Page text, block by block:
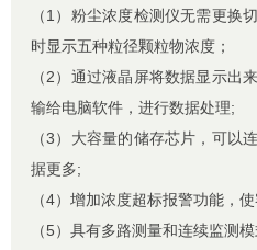
（1）粉尘浓度检测仪无需更换
时显示五种粒径颗粒物浓度；
（2）通过液晶屏将数据显示出
输给电脑软件，进行数据处理;
（3）大容量的储存芯片，可以
据更多;
（4）增加浓度超标报警功能，
（5）具有多路测量和连续监测模